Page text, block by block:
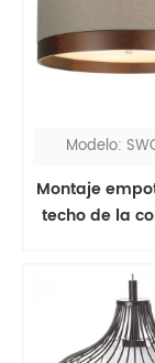
Modelo:
Montaje
techo de la
avena de
moderna 3
de madera